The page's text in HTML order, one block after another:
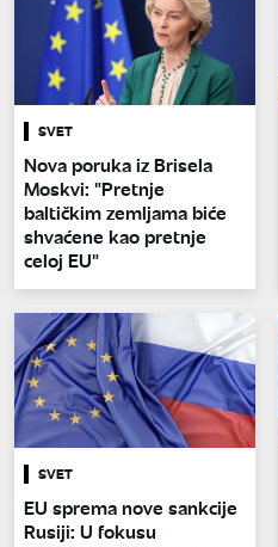
SVET
Nova poruka iz Brisela
Moskvi: "Pretnje
baltičkim zemljama biće
shvaćene kao pretnje
celoj EU"
SVET
EU sprema nove sankcije
Rusiji: U fokusu